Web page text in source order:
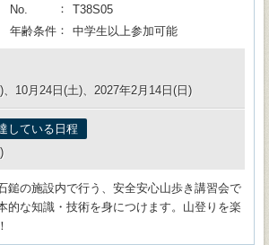
No.
T38S05
年齢条件
中学生以上参加可能
10月24日(土)、2027年2月14日(日)
している日程
鎚の施設内で行う、安全安心山歩き講習会で
的な知識・技術を身につけます。山登りを楽